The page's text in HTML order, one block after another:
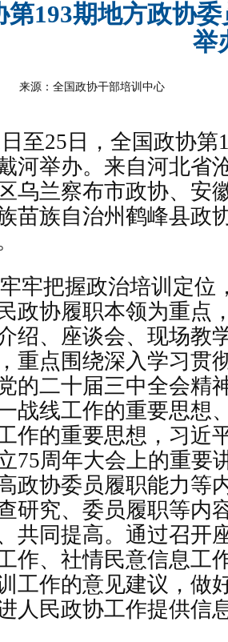
第193期地方政协
举
来源：全国政协干部培训中心
至25日，全国政协
河举办。来自河北省
乌兰察布市政协、安
苗族自治州鹤峰县政
牢把握政治培训定位
政协履职本领为重点
绍、座谈会、现场教
重点围绕深入学习贯
的二十届三中全会精
战线工作的重要思想
作的重要思想，习近
75周年大会上的重要
政协委员履职能力等
研究、委员履职等内
共同提高。通过召开
作、社情民意信息工
工作的意见建议，做
人民政协工作提供信